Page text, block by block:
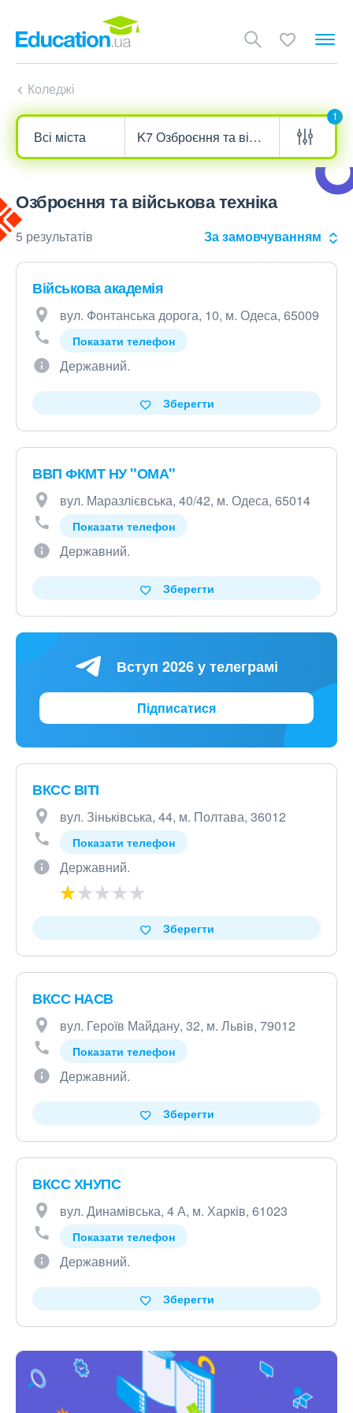
Коледжі
1
Озброєння та військова техніка
5 результатів За замовчуванням
Військова академія
вул. Фонтанська дорога, 10, м. Одеса, 65009
Показати телефон
Державний.
Зберегти
ВВП ФКМТ НУ "ОМА"
вул. Маразлієвська, 40/42, м. Одеса, 65014
Показати телефон
Державний.
Зберегти
Вступ 2026 у телеграмі
Підписатися
ВКСС ВІТІ
вул. Зіньківська, 44, м. Полтава, 36012
Показати телефон
Державний.
Зберегти
ВКСС НАСВ
вул. Героїв Майдану, 32, м. Львів, 79012
Показати телефон
Державний.
Зберегти
ВКСС ХНУПС
вул. Динамівська, 4 А, м. Харків, 61023
Показати телефон
Державний.
Зберегти